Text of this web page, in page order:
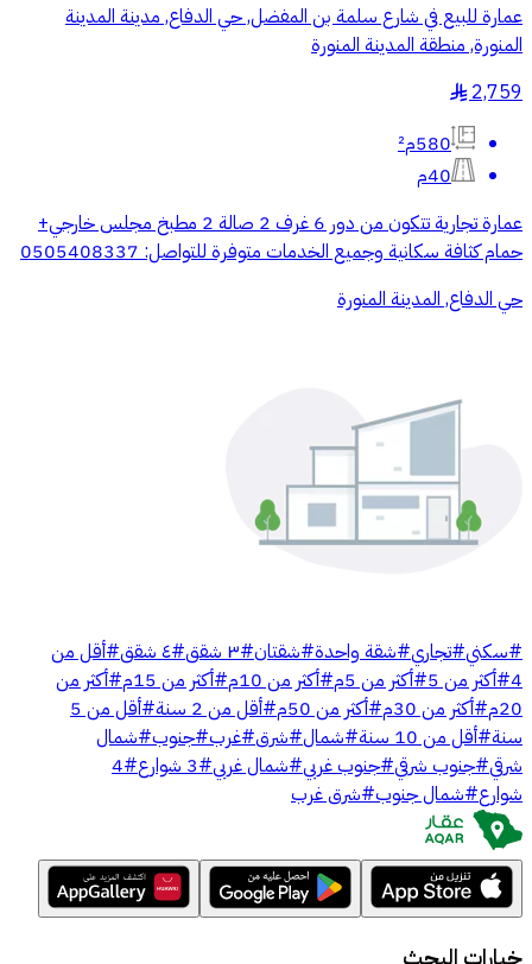
عمارة للبيع في شارع سلمة بن المفضل, حي الدفاع, مدينة المدينة
المنورة, منطقة المدينة المنورة
2,759
§
580م²
40م
عمارة تجارية تتكون من دور 6 غرف 2 صالة 2 مطبخ مجلس خارجي+
حمام كثافة سكانية وجميع الخدمات متوفرة للتواصل: 0505408337
حي الدفاع, المدينة المنورة
#سكني#تجاري#شقة واحدة#شقتان#٣ شقق #٤ شقق #أقل من
4
#أكثر من 5 #أكثر من 5م #أكثر من 10م #أكثر من 15م #أكثر من
20م #أكثر من 30م #أكثر من 50م #أقل من 2 سنة #
أقل من 5
سنة#أقل من 10 سنة #شمال#شرق#غرب#جنوب#شمال
شرقي#جنوب شرقي#جنوب غربي#شمال غربي#3 شوارع #
4
شوارع#شمال جنوب#شرق غرب